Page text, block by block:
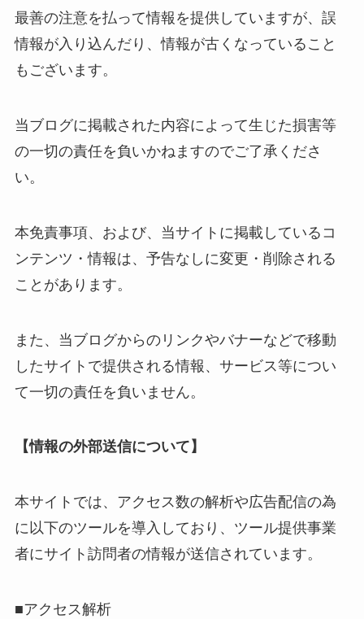
最善の注意を払って情報を提供していますが、誤
情報が入り込んだり、情報が古くなっていること
もございます。
当ブログに掲載された内容によって生じた損害等
の一切の責任を負いかねますのでご了承くださ
い。
本免責事項、および、当サイトに掲載しているコ
ンテンツ・情報は、予告なしに変更・削除される
ことがあります。
また、当ブログからのリンクやバナーなどで移動
したサイトで提供される情報、サービス等につい
て一切の責任を負いません。
【情報の外部送信について】
本サイトでは、アクセス数の解析や広告配信の為
に以下のツールを導入しており、ツール提供事業
者にサイト訪問者の情報が送信されています。
■アクセス解析